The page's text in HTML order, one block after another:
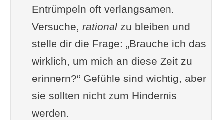
Entrümpeln oft verlangsamen.
Versuche, rationalzu bleiben und
stelle dir die Frage: „Brauche ich das
wirklich, um mich an diese Zeit zu
erinnern?“ Gefühle sind wichtig, aber
sie sollten nicht zum Hindernis
werden.